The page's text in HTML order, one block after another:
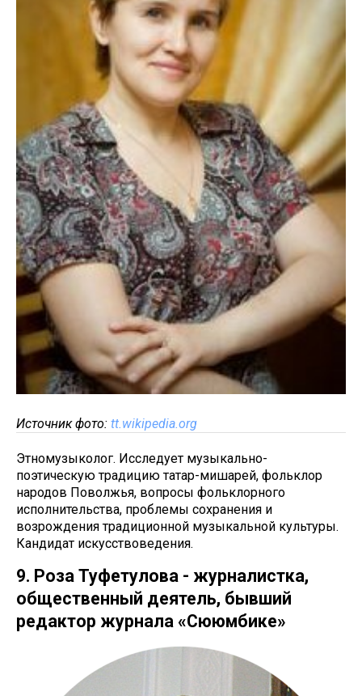
Источник фото: tt.wikipedia.org
Этномузыколог. Исследует музыкально-
поэтическую традицию татар-мишарей, фольклор
народов Поволжья, вопросы фольклорного
исполнительства, проблемы сохранения и
возрождения традиционной музыкальной культуры.
Кандидат искусствоведения.
9. Роза Туфетулова - журналистка,
общественный деятель, бывший
редактор журнала «Сююмбике»